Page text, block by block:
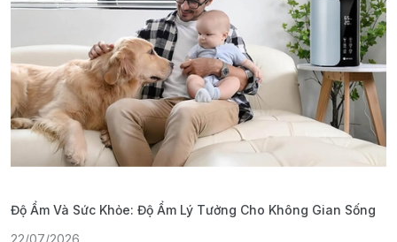
Độ Ẩm Và Sức Khỏe: Độ Ẩm Lý Tưởng Cho Không Gian Sống
22/07/2026